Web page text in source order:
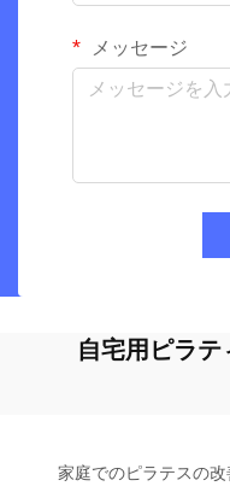
メッセージ
自宅用ピラ
家庭でのピラテスの改